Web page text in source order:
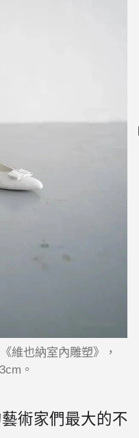
維也納室內雕塑》，
。
術家們最大的不